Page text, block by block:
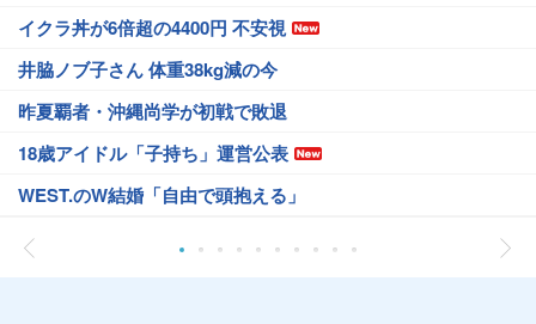
イクラ丼が6倍超の4400円 不安視
井脇ノブ子さん 体重38kg減の今
昨夏覇者・沖縄尚学が初戦で敗退
18歳アイドル「子持ち」運営公表
WEST.のW結婚「自由で頭抱える」